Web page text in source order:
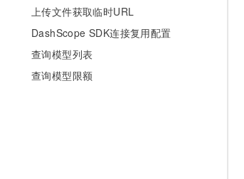
上传文件获取临时URL
DashScope SDK连接复用配置
查询模型列表
查询模型限额